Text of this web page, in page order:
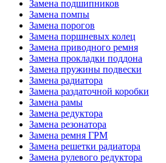
Замена подшипников
Замена помпы
Замена порогов
Замена поршневых колец
Замена приводного ремня
Замена прокладки поддона
Замена пружины подвески
Замена радиатора
Замена раздаточной коробки
Замена рамы
Замена редуктора
Замена резонатора
Замена ремня ГРМ
Замена решетки радиатора
Замена рулевого редуктора